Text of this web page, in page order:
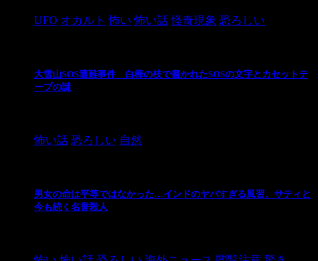
UFO オカルト 怖い 怖い話 怪奇現象 恐ろしい
大雪山SOS遭難事件 白樺の枝で書かれたSOSの文字とカセットテ
ープの謎
怖い話 恐ろしい 自然
男女の命は平等ではなかった…インドのヤバすぎる風習、サティと
今も続く名誉殺人